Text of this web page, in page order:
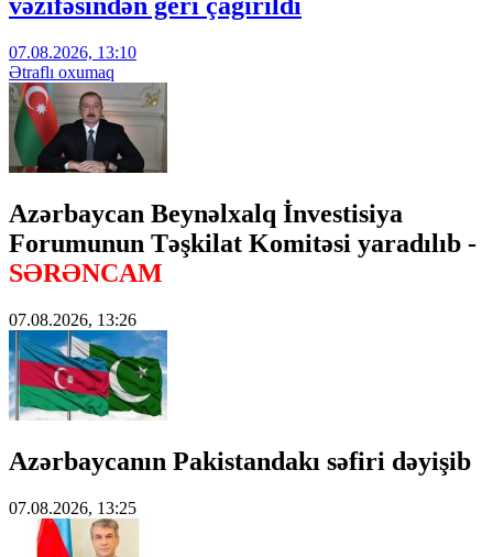
vəzifəsindən geri çağırıldı
07.08.2026, 13:10
Ətraflı oxumaq
Azərbaycan Beynəlxalq İnvestisiya
Forumunun Təşkilat Komitəsi yaradılıb -
SƏRƏNCAM
07.08.2026, 13:26
Azərbaycanın Pakistandakı səfiri dəyişib
07.08.2026, 13:25